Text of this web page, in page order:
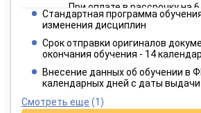
При оплате в рассрочку на
2 749 руб.
При оплате в рассрочку на
Стандартная программа
изменения дисциплин
Срок отправки оригиналов
окончания обучения - 14
Внесение данных об обучении в
календарных дней с даты
Смотреть еще (1)